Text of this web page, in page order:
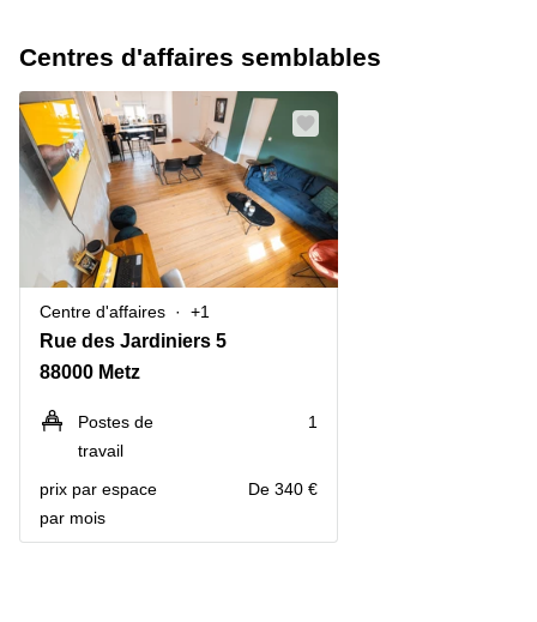
Centres d'affaires semblables
Centre d'affaires +1
Rue des Jardiniers 5
88000 Metz
Postes de
travail
1
prix par espace
par mois
De 340 €